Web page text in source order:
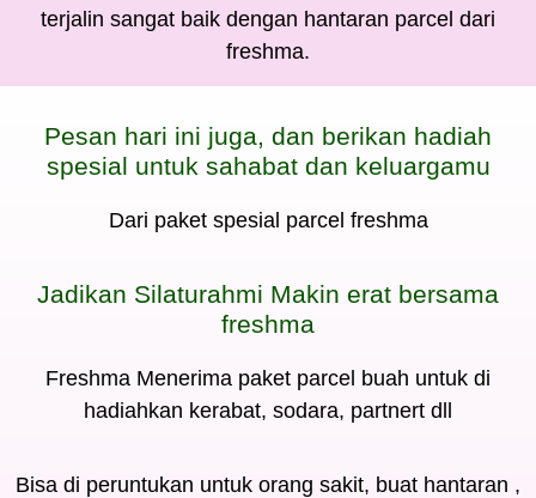
terjalin sangat baik dengan hantaran parcel dari
freshma.
Pesan hari ini juga, dan berikan hadiah
spesial untuk sahabat dan keluargamu
Dari paket spesial parcel freshma
Jadikan Silaturahmi Makin erat bersama
freshma
Freshma Menerima paket parcel buah untuk di
hadiahkan kerabat, sodara, partnert dll
Bisa di peruntukan untuk orang sakit, buat hantaran ,